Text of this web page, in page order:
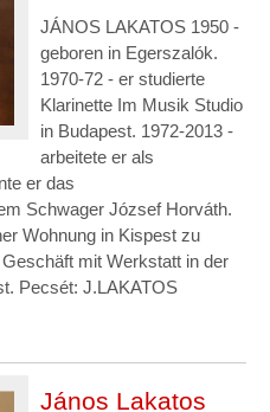
JÁNOS LAKATOS 1950 -
geboren in Egerszalók.
1970-72 - er studierte
Klarinette Im Musik Studio
in Budapest. 1972-2013 -
arbeitete er als
er das
Schwager József Horváth.
Wohnung in Kispest zu
mit Werkstatt in der
Pecsét: J.LAKATOS
János Lakatos